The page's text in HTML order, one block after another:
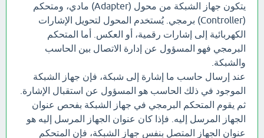
يتكون جهاز الشبكة من محول (Adapter) مادي، ومتحكم
(Controller) برمجي. يُستخدم المحول لتحويل الإشارات
الكهربائية إلى إشارات رقمية، أو العكس. أما المتحكم
البرمجي فهو المسؤول عن إدارة الاتصال بين الحاسب
والشبكة.
عند إرسال حاسب ما إشارة إلى شبكة، فإن جهاز الشبكة
الموجود في ذلك الحاسب هو المسؤول عن استقبال الإشارة.
ثم يقوم المتحكم البرمجي في جهاز الشبكة بفحص عنوان
الجهاز المرسل إليه. فإذا كان عنوان الجهاز المرسل إليه هو
عنوان الجهاز المتصل بنفس جهاز الشبكة، فإن المتحكم